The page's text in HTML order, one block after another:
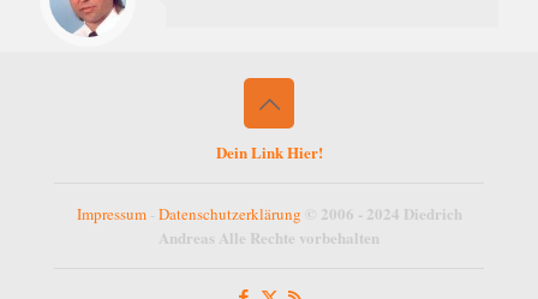
Dein Link Hier!
Impressum- Datenschutzerklärung © 2006 - 2024 Diedrich
Andreas Alle Rechte vorbehalten